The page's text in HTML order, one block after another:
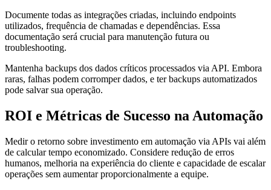
Documente todas as integrações criadas, incluindo endpoints
utilizados, frequência de chamadas e dependências. Essa
documentação será crucial para manutenção futura ou
troubleshooting.
Mantenha backups dos dados críticos processados via API. Embora
raras, falhas podem corromper dados, e ter backups automatizados
pode salvar sua operação.
ROI e Métricas de Sucesso na Automação
Medir o retorno sobre investimento em automação via APIs vai além
de calcular tempo economizado. Considere redução de erros
humanos, melhoria na experiência do cliente e capacidade de escalar
operações sem aumentar proporcionalmente a equipe.